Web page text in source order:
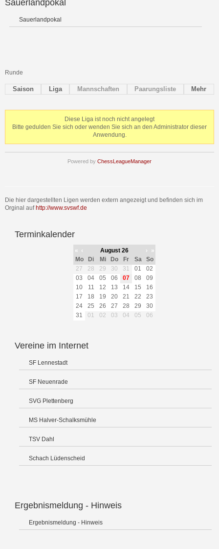
Sauerlandpokal
Sauerlandpokal
Runde
Saison Liga Mannschaften Paarungsliste Mehr
Diese Liga ist noch nicht angelegt
Bitte gedulden Sie sich oder wenden Sie sich an den Administrator dieser
Anwendung.
Powered by ChessLeagueManager
Die hier dargestellten Ligen werden extern angezeigt und befinden sich im
Orginal auf http://www.svswf.de
Terminkalender
« ‹ August 26 ›
»
Mo
Di Mi Do Fr Sa
So
27
28 29 30 31 01
02
03
04 05 06 07 08
09
10
11 12 13 14 15
16
17
18 19 20 21 22
23
24
25 26 27 28 29
30
31
01 02 03 04 05 06
Vereine im Internet
SF Lennestadt
SF Neuenrade
SVG Plettenberg
MS Halver-Schalksmühle
TSV Dahl
Schach Lüdenscheid
Ergebnismeldung - Hinweis
Ergebnismeldung - Hinweis